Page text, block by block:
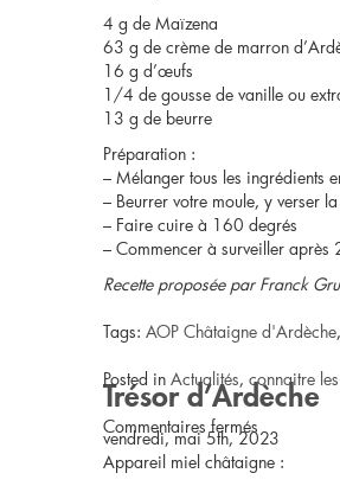
de
lentilles,
chocolat,
framboises
4 g de Maïzena
63 g de crème de marron
16 g d’œufs
1/4 de gousse de vanille ou
13 g de beurre
Préparation :
– Mélanger tous les ingrédients
– Beurrer votre moule, y verser
– Faire cuire à 160 degrés
– Commencer à surveiller après
Recette proposée par Franck
Tags: AOP Châtaigne d'Ardèche,
Posted in Actualités, connaitre
Commentaires fermés
Cannelés
Trésor d’Ardèche
vendredi, mai 5th, 2023
Appareil miel châtaigne :